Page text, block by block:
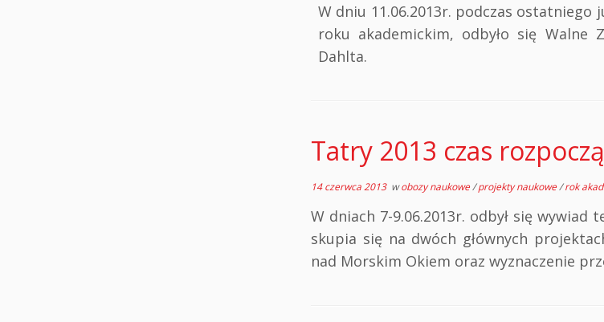
W dniu 11.06.2013r. podczas ostatniego
roku akademickim, odbyło się Walne
Dahlta.
Tatry 2013 czas
14 czerwca 2013wobozy naukowe/projekty naukowe/rok
W dniach 7-9.06.2013r. odbył się
skupia się na dwóch głównych
nad Morskim Okiem oraz wyznaczenie